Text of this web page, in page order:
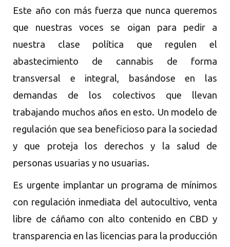
Este año con más fuerza que nunca queremos
que nuestras voces se oigan para pedir a
nuestra clase política que regulen el
abastecimiento de cannabis de forma
transversal e integral, basándose en las
demandas de los colectivos que llevan
trabajando muchos años en esto. Un modelo de
regulación que sea beneficioso para la sociedad
y que proteja los derechos y la salud de
personas usuarias y no usuarias.
Es urgente implantar un programa de mínimos
con regulación inmediata del autocultivo, venta
libre de cáñamo con alto contenido en CBD y
transparencia en las licencias para la producción